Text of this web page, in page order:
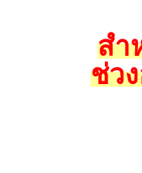
สำ
ช่ว